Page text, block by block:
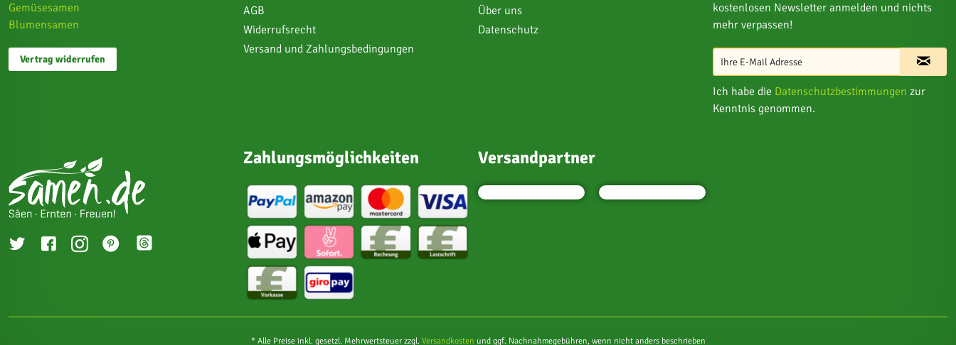
Gemüsesamen
Blumensamen
Vertrag widerrufen
AGB
Widerrufsrecht
Versand und Zahlungsbedingungen
Über uns
Datenschutz
kostenlosen Newsletter anmelden und nichts
mehr verpassen!
Ich habe die Datenschutzbestimmungen zur
Kenntnis genommen.
Zahlungsmöglichkeiten Versandpartner
* Alle Preise inkl. gesetzl. Mehrwertsteuer zzgl. Versandkosten und ggf. Nachnahmegebühren, wenn nicht anders beschrieben